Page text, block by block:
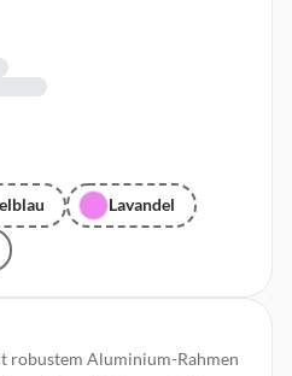
robustem Aluminium-Rahmen
Lavandel